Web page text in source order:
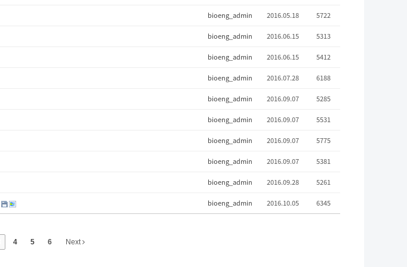
bioeng_admin 2016.05.18 5722
bioeng_admin 2016.06.15 5313
bioeng_admin 2016.06.15 5412
bioeng_admin 2016.07.28 6188
bioeng_admin 2016.09.07 5285
bioeng_admin 2016.09.07 5531
bioeng_admin 2016.09.07 5775
bioeng_admin 2016.09.07 5381
bioeng_admin 2016.09.28 5261
bioeng_admin 2016.10.05 6345
4 5 6 Next